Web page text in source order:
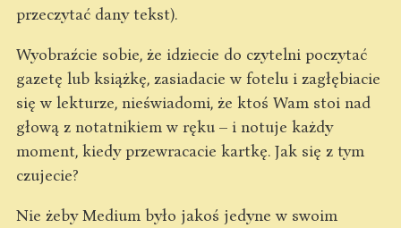
przeczytać dany tekst).
Wyobraźcie sobie, że idziecie do czytelni poczytać
gazetę lub książkę, zasiadacie w fotelu i zagłębiacie
się w lekturze, nieświadomi, że ktoś Wam stoi nad
głową z notatnikiem w ręku – i notuje każdy
moment, kiedy przewracacie kartkę. Jak się z tym
czujecie?
Nie żeby Medium było jakoś jedyne w swoim